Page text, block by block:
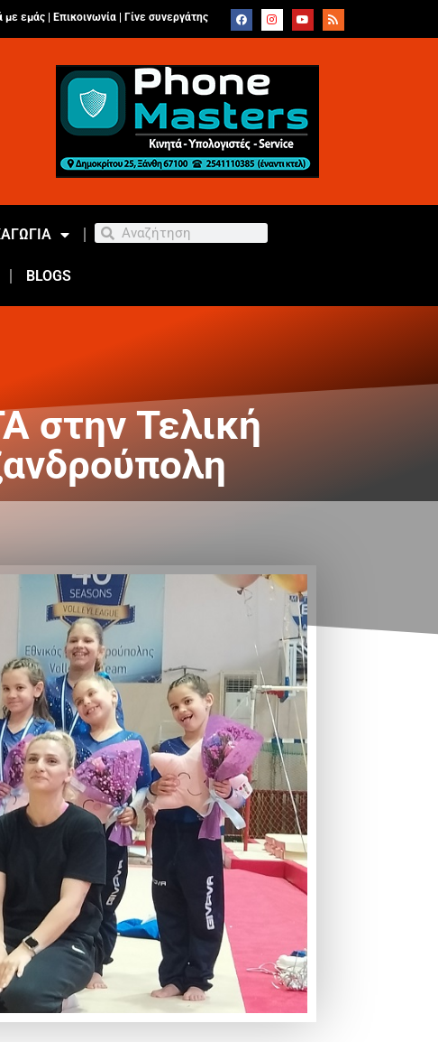
με εμάς | Επικοινωνία Γίνε συνεργάτης
BLOGS
στην Τελική